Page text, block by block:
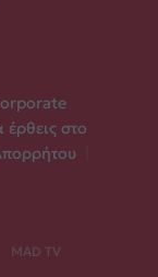
στο
MAD TV